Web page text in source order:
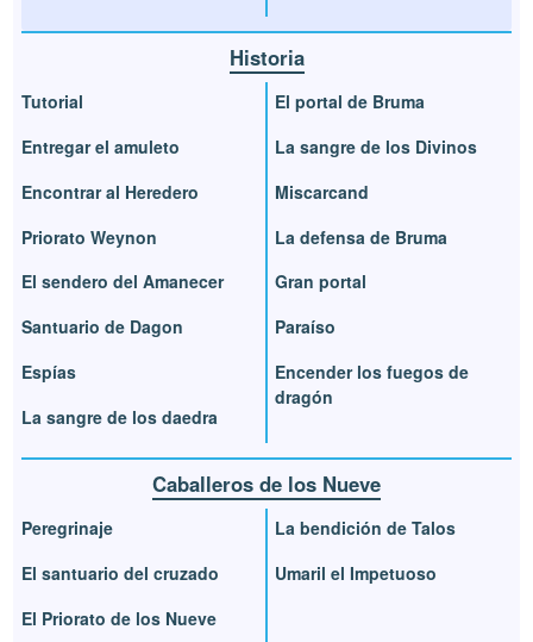
Historia
Tutorial
Entregar el amuleto
Encontrar al Heredero
Priorato Weynon
El sendero del Amanecer
Santuario de Dagon
Espías
La sangre de los daedra
El portal de Bruma
La sangre de los Divinos
Miscarcand
La defensa de Bruma
Gran portal
Paraíso
Encender los fuegos de
dragón
Caballeros de los Nueve
Peregrinaje
El santuario del cruzado
El Priorato de los Nueve
La bendición de Talos
Umaril el Impetuoso